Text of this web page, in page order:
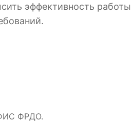
эффективность
ФИС ФРДО.